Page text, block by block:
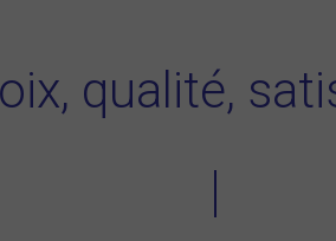
qualité,